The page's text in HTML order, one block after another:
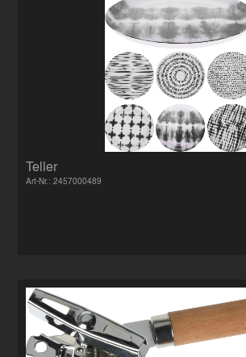
Teller
Art-Nr.: 2457000489